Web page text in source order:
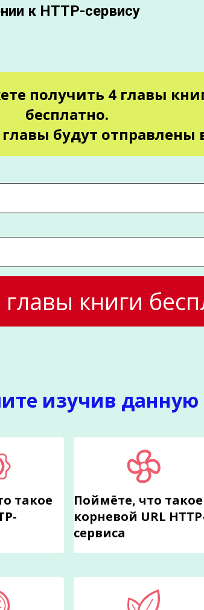
к НTTP-сервису
получить 4 главы
бесплатно.
будут отправлены
книги
изучив данную
такое
Поймёте, что такое
корневой URL
сервиса